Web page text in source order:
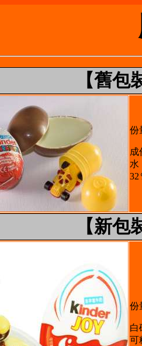
【舊
份
成
水
32
【新
份
白
可